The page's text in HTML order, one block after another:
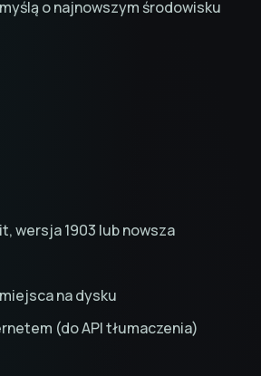
o najnowszym środowisku
wersja 1903 lub nowsza
na dysku
(do API tłumaczenia)